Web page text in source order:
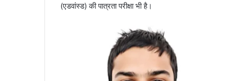
(एडवांस्ड) की पात्रता परीक्षा भी है।